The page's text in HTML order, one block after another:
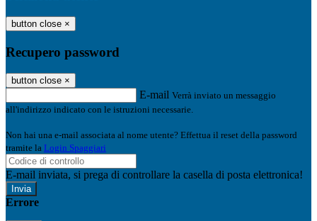
button close ×
Recupero password
button close ×
E-mail Verrà inviato un messaggio
all'indirizzo indicato con le istruzioni necessarie.
Non hai una e-mail associata al nome utente? Effettua il reset della password
tramite la Login Spaggiari
E-mail inviata, si prega di controllare la casella di posta elettronica!
Errore